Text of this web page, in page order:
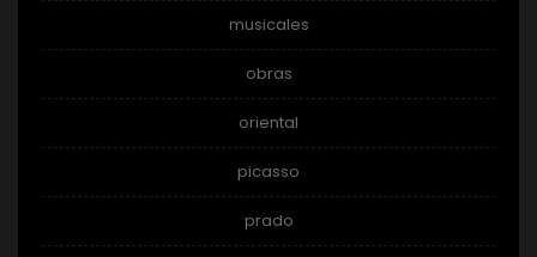
musicales
obras
oriental
picasso
prado